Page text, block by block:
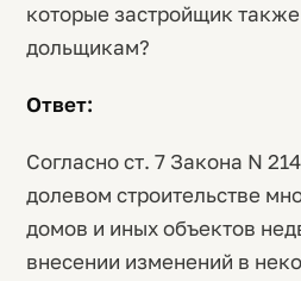
которые застройщик
дольщикам?
Ответ:
Согласно ст. 7 Закона N
долевом строительстве
домов и иных объектов
внесении изменений в